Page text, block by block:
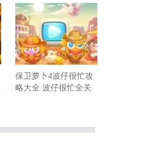
略
保卫萝卜4波仔很忙攻
略大全 波仔很忙全关